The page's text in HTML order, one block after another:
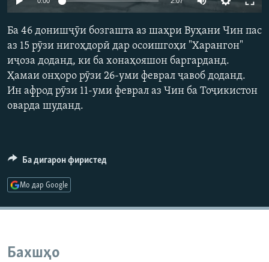
ГУЗОРИШҲОИ РАДИОӢ
ПАЙГИРӢ КУНЕД
Auto 404p
1080p
404p
1080p
Ба 46 донишҷӯи бозгашта аз шаҳри Вуҳани Чин пас
аз 15 рӯзи нигоҳдорӣ дар осоишгоҳи "Харангон"
иҷоза доданд, ки ба хонаҳояшон баргарданд.
Ҳамаи онҳоро рӯзи 26-уми феврал ҷавоб доданд.
Ин афрод рӯзи 11-уми феврал аз Чин ба Тоҷикистон
оварда шуданд.
Ба дигарон фиристед
Мо дар Google
Бахшҳо